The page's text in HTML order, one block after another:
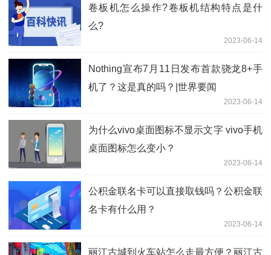
卷板机怎么操作?卷板机结构特点是什
么?
2023-06-14
Nothing宣布7月11日发布首款骁龙8+手
机了？这是真的吗？|世界要闻
2023-06-14
为什么vivo桌面图标不显示文字 vivo手机
桌面图标怎么变小？
2023-06-14
公积金联名卡可以直接取钱吗？公积金联
名卡有什么用？
2023-06-14
丽江古城到火车站怎么走最方便？丽江古